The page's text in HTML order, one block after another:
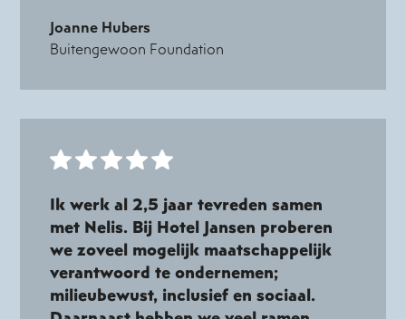
Joanne Hubers
Buitengewoon Foundation
Ik werk al 2,5 jaar tevreden samen
met Nelis. Bij Hotel Jansen proberen
we zoveel mogelijk maatschappelijk
verantwoord te ondernemen;
milieubewust, inclusief en sociaal.